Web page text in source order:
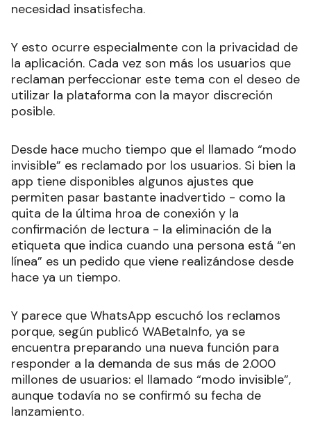
necesidad insatisfecha.
Y esto ocurre especialmente con la privacidad de
la aplicación. Cada vez son más los usuarios que
reclaman perfeccionar este tema con el deseo de
utilizar la plataforma con la mayor discreción
posible.
Desde hace mucho tiempo que el llamado “modo
invisible” es reclamado por los usuarios. Si bien la
app tiene disponibles algunos ajustes que
permiten pasar bastante inadvertido - como la
quita de la última hroa de conexión y la
confirmación de lectura - la eliminación de la
etiqueta que indica cuando una persona está “en
línea” es un pedido que viene realizándose desde
hace ya un tiempo.
Y parece que WhatsApp escuchó los reclamos
porque, según publicó WABetaInfo, ya se
encuentra preparando una nueva función para
responder a la demanda de sus más de 2.000
millones de usuarios: el llamado “modo invisible”,
aunque todavía no se confirmó su fecha de
lanzamiento.